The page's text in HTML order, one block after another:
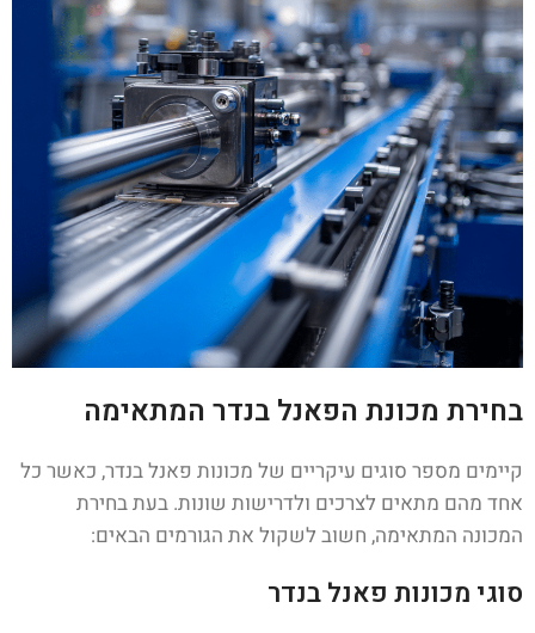
בחירת מכונת הפאנל בנדר המתאימה
קיימים מספר סוגים עיקריים של מכונות פאנל בנדר, כאשר כל
אחד מהם מתאים לצרכים ולדרישות שונות. בעת בחירת
המכונה המתאימה, חשוב לשקול את הגורמים הבאים:
סוגי מכונות פאנל בנדר